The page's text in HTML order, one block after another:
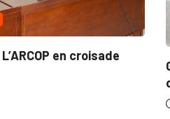
et durable du Bassin